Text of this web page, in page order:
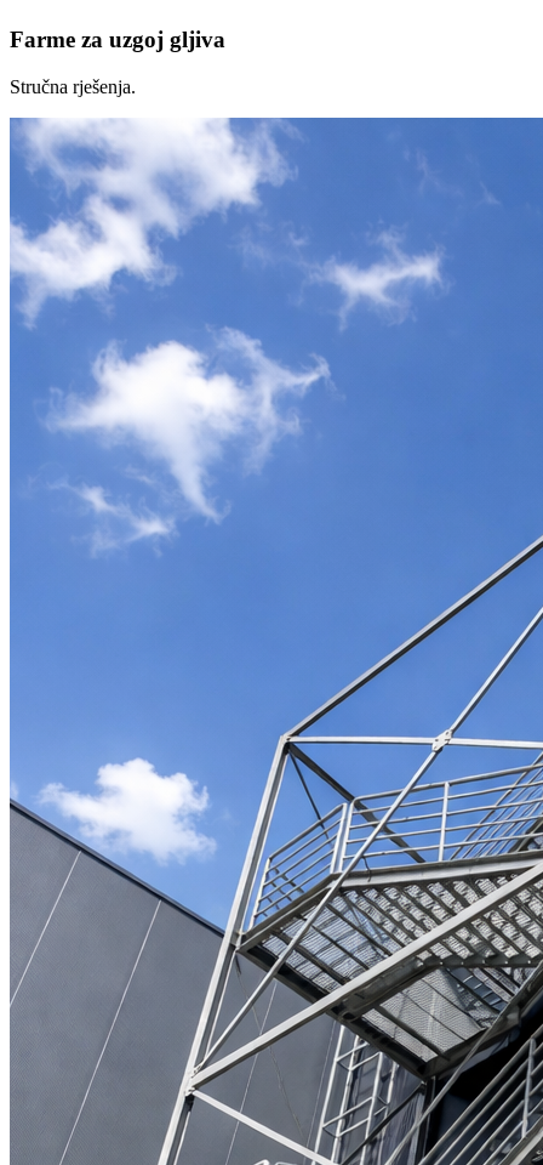
Farme za uzgoj gljiva
Stručna rješenja.